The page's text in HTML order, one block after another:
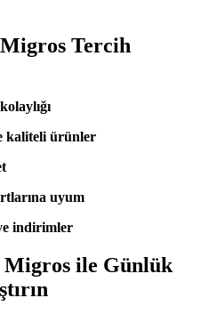
Tercih
kaliteli ürünler
uyum
indirimler
Migros ile Günlük